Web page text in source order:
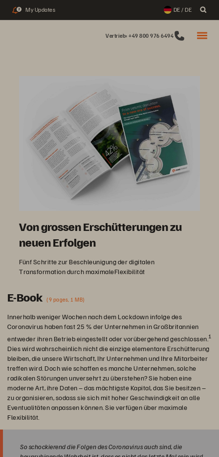
2 My Updates DE / DE
Vertrieb: +49 800 976 6494
Von grossen Erschütterungen zu
neuen Erfolgen
Fünf Schritte zur Beschleunigung der digitalen
Transformation durch maximaleFlexibilität
E-Book (9 pages, 1 MB)
Innerhalb weniger Wochen nach dem Lockdown infolge des
Coronavirus haben fast 25 % der Unternehmen in Großbritannien
entweder ihren Betrieb eingestellt oder vorübergehend geschlossen. 1
Dies wird wahrscheinlich nicht die einzige elementare Erschütterung
bleiben, die unsere Wirtschaft, Ihr Unternehmen und Ihre Mitarbeiter
treffen wird. Doch wie schaffen es manche Unternehmen, solche
radikalen Störungen unversehrt zu überstehen? Sie haben eine
moderne Art, ihre Daten – das mächtigste Kapital, das Sie besitzen –
zu organisieren, sodass sie sich mit hoher Geschwindigkeit an alle
Eventualitäten anpassen können. Sie verfügen über maximale
Flexibilität.
So schockierend die Folgen des Coronavirus auch sind, die